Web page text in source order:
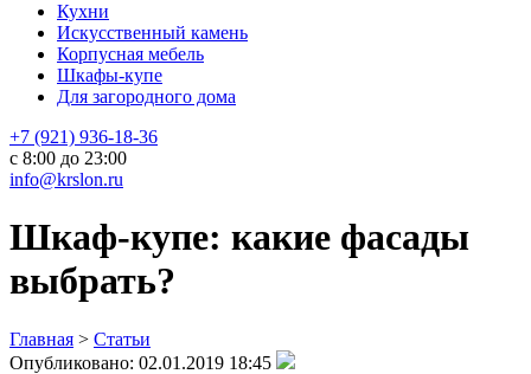
Кухни
Искусственный камень
Корпусная мебель
Шкафы-купе
Для загородного дома
+7 (921) 936-18-36
с 8:00 до 23:00
info@krslon.ru
Шкаф-купе: какие фасады
выбрать?
Главная > Статьи
Опубликовано: 02.01.2019 18:45